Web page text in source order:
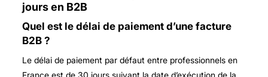
jours en B2B
Quel est le délai de paiement d’une facture
B2B ?
Le délai de paiement par défaut entre professionnels en
France est de 30 jours suivant la date d’exécution de la